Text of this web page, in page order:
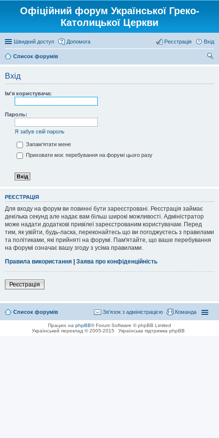
Офіційний форум Української Греко-
Католицької Церкви
Швидкий доступ Допомога Вхід
Реєстрація
Список форумів
Вхід
Ім'я користувача:
Пароль:
Я забув свій пароль
Запам'ятати мене
Приховати моє перебування на форумі цього разу
РЕЄСТРАЦІЯ
Для входу на форум ви повинні бути зареєстровані. Реєстрація займає
декілька секунд але надає вам більш широкі можливості. Адміністратор
може надати додаткові привілеї зареєстрованим користувачам. Перед
тим, як увійти, будь-ласка, переконайтесь що ви погоджуєтесь з правилами
та політиками, які прийняті на форумі. Пам'ятайте, що ваше перебування
на форумі означає вашу згоду з усіма правилами.
Правила використання | Заява про конфіденційність
Реєстрація
Список форумів Команда
Зв'язок з адміністрацією
Працює на phpBB® Forum Software © phpBB Limited
Український переклад © 2005-2015
Українська підтримка phpBB